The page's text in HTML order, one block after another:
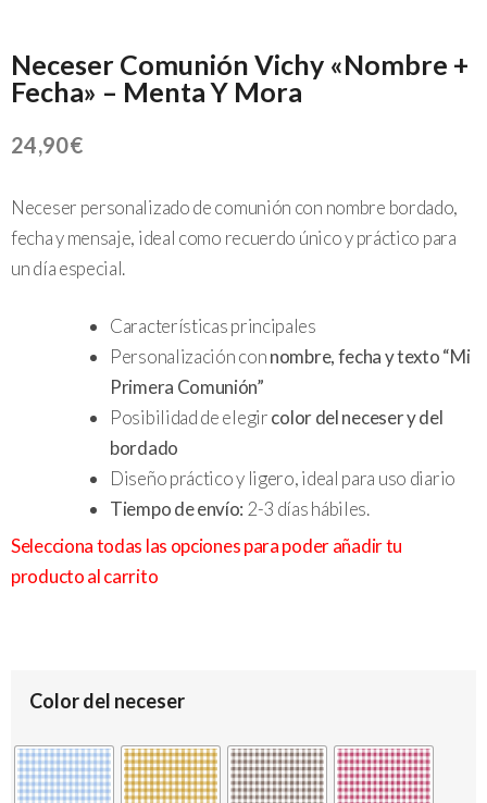
Neceser Comunión Vichy «Nombre +
Fecha» – Menta Y Mora
24,90€
Neceser personalizado de comunión con nombre bordado,
fecha y mensaje, ideal como recuerdo único y práctico para
un día especial.
Características principales
Personalización connombre, fecha y texto “Mi
Primera Comunión”
Posibilidad de elegircolor del neceser y del
bordado
Diseño práctico y ligero, ideal para uso diario
Tiempo de envío: 2-3 días hábiles.
Selecciona todas las opciones para poder añadir tu
producto al carrito
Color del neceser